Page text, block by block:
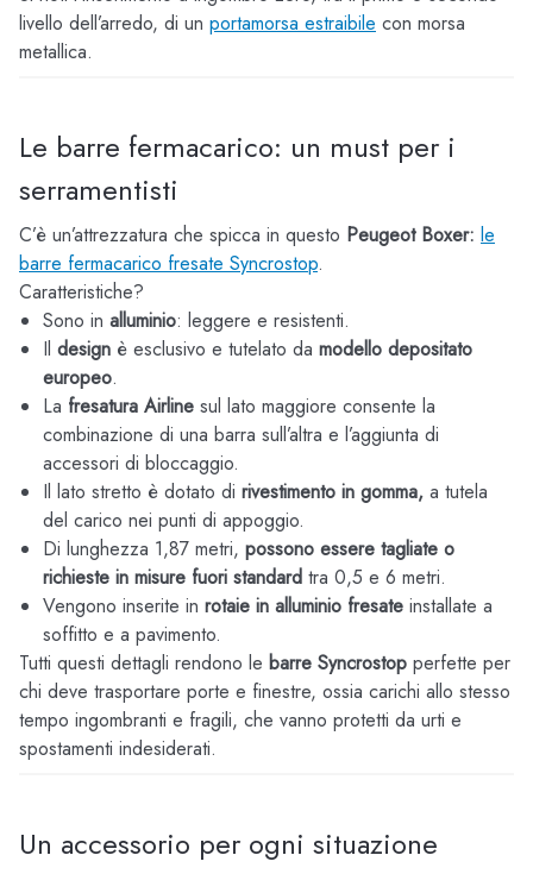
livello dell’arredo, di un portamorsa estraibile con morsa
metallica.
Le barre fermacarico: un must per i
serramentisti
C’è un’attrezzatura che spicca in questo Peugeot Boxer: le
barre fermacarico fresate Syncrostop.
Caratteristiche?
Sono in alluminio: leggere e resistenti.
Il design è esclusivo e tutelato da modello depositato
europeo.
La fresatura Airline sul lato maggiore consente la
combinazione di una barra sull’altra e l’aggiunta di
accessori di bloccaggio.
Il lato stretto è dotato di rivestimento in gomma, a tutela
del carico nei punti di appoggio.
Di lunghezza 1,87 metri, possono essere tagliate o
richieste in misure fuori standard tra 0,5 e 6 metri.
Vengono inserite in rotaie in alluminio fresate installate a
soffitto e a pavimento.
Tutti questi dettagli rendono le barre Syncrostop perfette per
chi deve trasportare porte e finestre, ossia carichi allo stesso
tempo ingombranti e fragili, che vanno protetti da urti e
spostamenti indesiderati.
Un accessorio per ogni situazione